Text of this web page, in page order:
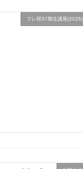
フレ研37期生講座(2026)